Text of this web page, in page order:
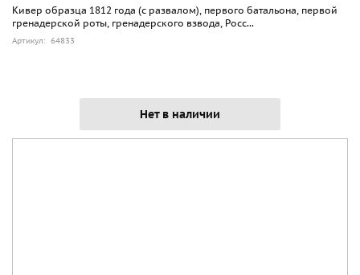
Кивер образца 1812 года (с развалом), первого батальона, первой
гренадерской роты, гренадерского взвода, Росс...
Артикул: 64833
Нет в наличии